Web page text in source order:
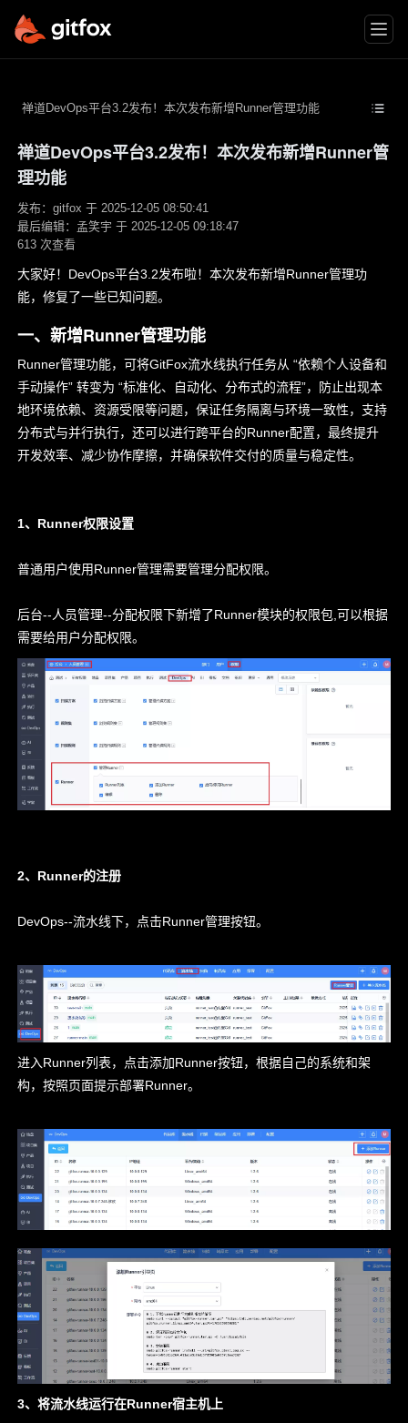
王
昭
宁/
高
级
客
理
高
客
户
电话(微信)
QQ 号码
联系邮箱
wangzhaoning@chandao.com
禅道DevOps平台3.2发布！本次发布新增Runner管理功能
禅道DevOps平台3.2发布！本次发布新增Runner管
理功能
发布：gitfox 于 2025-12-05 08:50:41
最后编辑：孟笑宇 于 2025-12-05 09:18:47
613 次查看
大家好！DevOps平台3.2发布啦！本次发布新增Runner管理功
能，修复了一些已知问题。
一、新增Runner管理功能
Runner管理功能，可将GitFox流水线执行任务从 “依赖个人设备和
手动操作” 转变为 “标准化、自动化、分布式的流程”，防止出现本
地环境依赖、资源受限等问题，保证任务隔离与环境一致性，支持
分布式与并行执行，还可以进行跨平台的Runner配置，最终提升
开发效率、减少协作摩擦，并确保软件交付的质量与稳定性。
1、Runner权限设置
普通用户使用Runner管理需要管理分配权限。
后台--人员管理--分配权限下新增了Runner模块的权限包,可以根据
需要给用户分配权限。
2、Runner的注册
DevOps--流水线下，点击Runner管理按钮。
进入Runner列表，点击添加Runner按钮，根据自己的系统和架
构，按照页面提示部署Runner。
3、将流水线运行在Runner宿主机上